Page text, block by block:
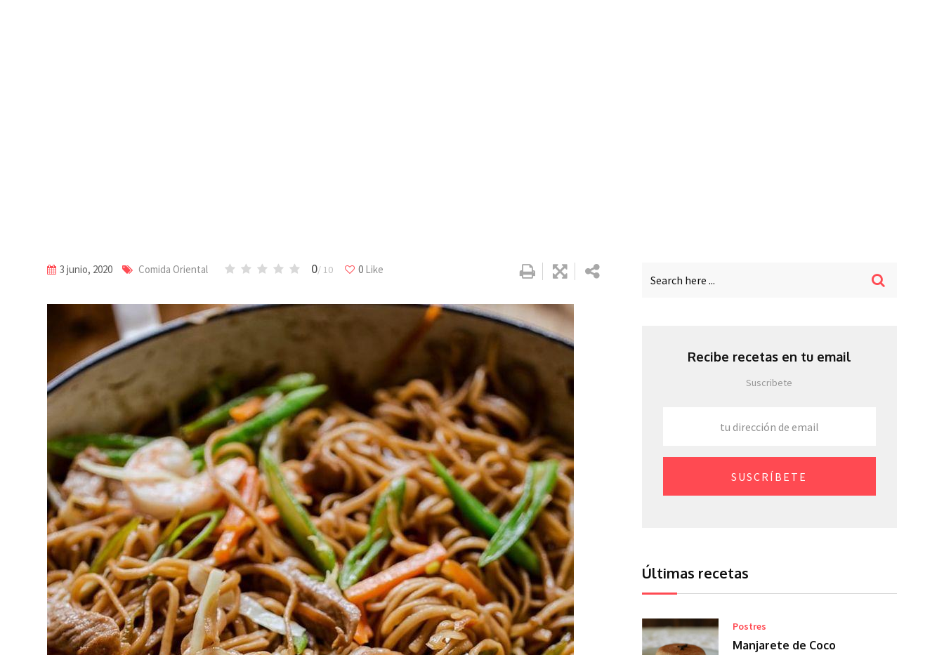
3 junio, 2020 Comida Oriental 0/ 10 0 Like
Recibe recetas en tu email
Suscribete
SUSCRÍBETE
Últimas recetas
Postres
Manjarete de Coco